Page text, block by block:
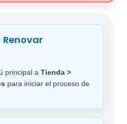
Renovar
principal a Tienda >
para iniciar el proceso de